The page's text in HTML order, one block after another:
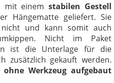
mit einemstabilen Gestell
Hängematte geliefert. Sie
nicht und kann somit auch
Nicht im Paket
ist die Unterlage für die
zusätzlich gekauft werden.
ohne Werkzeug aufgebaut